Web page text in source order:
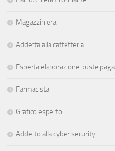
Magazziniera
Addetta alla caffetteria
Esperta elaborazione buste paga
Farmacista
Grafico esperto
Addetto alla cyber security